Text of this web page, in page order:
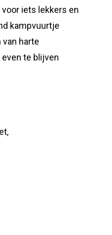
iets lekkers en
kampvuurtje
van harte
te blijven